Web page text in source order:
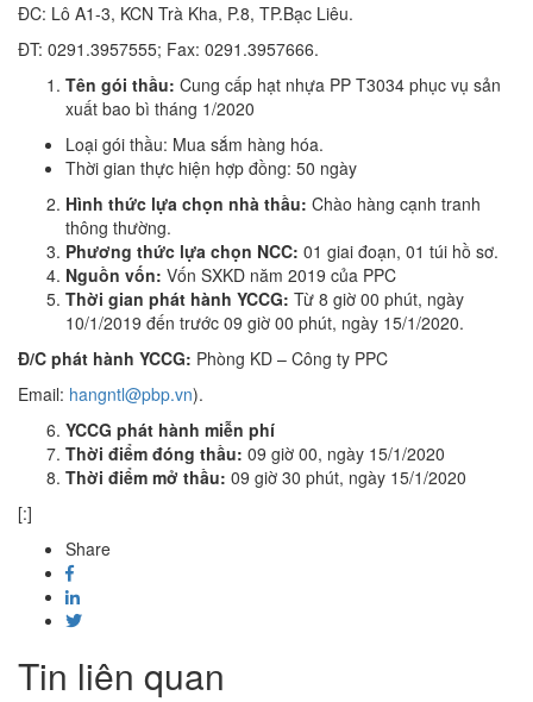
ĐC: Lô A1-3, KCN Trà Kha, P.8, TP.Bạc Liêu.
ĐT: 0291.3957555; Fax: 0291.3957666.
Tên gói thầu: Cung cấp hạt nhựa PP T3034 phục vụ sản
xuất bao bì tháng 1/2020
Loại gói thầu: Mua sắm hàng hóa.
Thời gian thực hiện hợp đồng: 50 ngày
Hình thức lựa chọn nhà thầu: Chào hàng cạnh tranh
thông thường.
Phương thức lựa chọn NCC: 01 giai đoạn, 01 túi hồ sơ.
Nguồn vốn: Vốn SXKD năm 2019 của PPC
Thời gian phát hành YCCG: Từ 8 giờ 00 phút, ngày
10/1/2019 đến trước 09 giờ 00 phút, ngày 15/1/2020.
Đ/C phát hành YCCG: Phòng KD – Công ty PPC
Email: hangntl@pbp.vn).
YCCG phát hành miễn phí
Thời điểm đóng thầu: 09 giờ 00, ngày 15/1/2020
Thời điểm mở thầu: 09 giờ 30 phút, ngày 15/1/2020
[:]
Share
Tin liên quan